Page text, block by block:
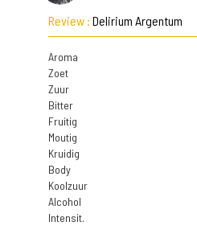
Review : Delirium Argentum
Aroma
Zoet
Zuur
Bitter
Fruitig
Moutig
Kruidig
Body
Koolzuur
Alcohol
Intensit.